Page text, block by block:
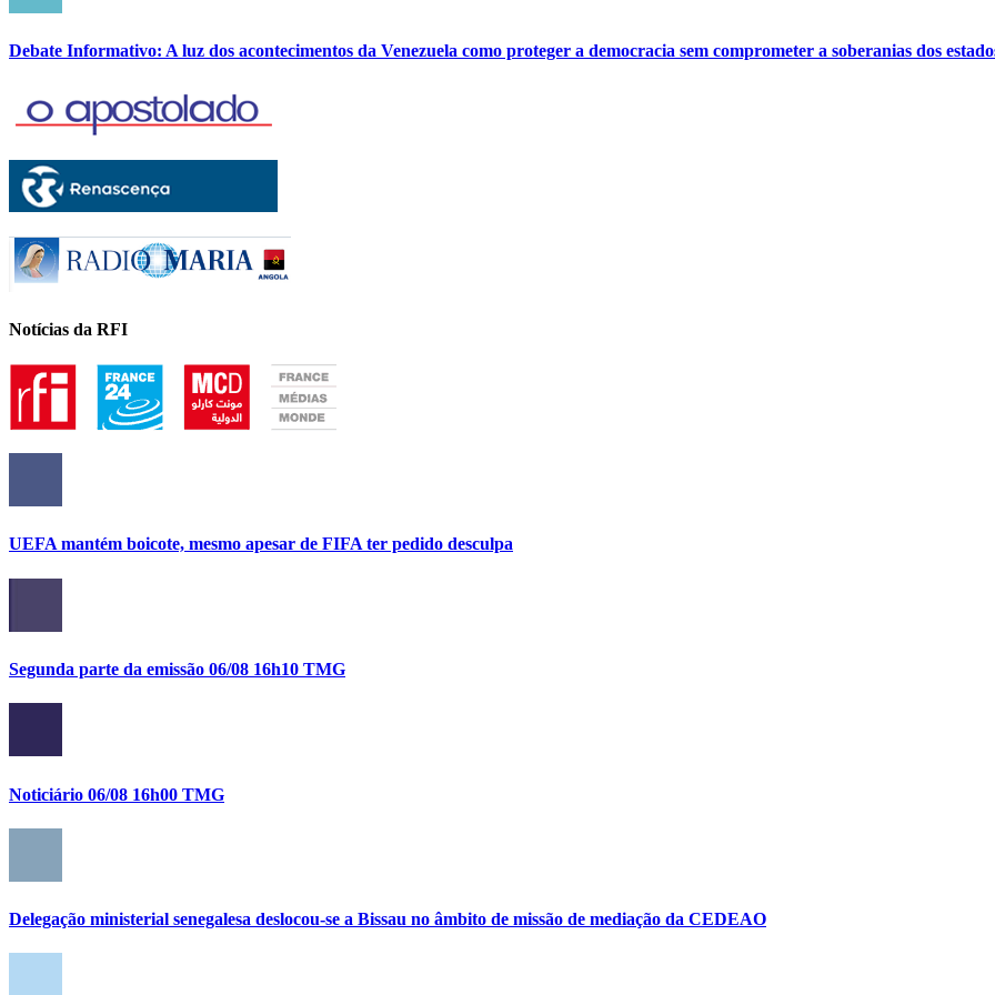
Debate Informativo: A luz dos acontecimentos da Venezuela como proteger a democracia sem comprometer a soberanias dos
Notícias da RFI
UEFA mantém boicote, mesmo apesar de FIFA ter pedido desculpa
Segunda parte da emissão 06/08 16h10 TMG
Noticiário 06/08 16h00 TMG
Delegação ministerial senegalesa deslocou-se a Bissau no âmbito de missão de mediação da CEDEAO